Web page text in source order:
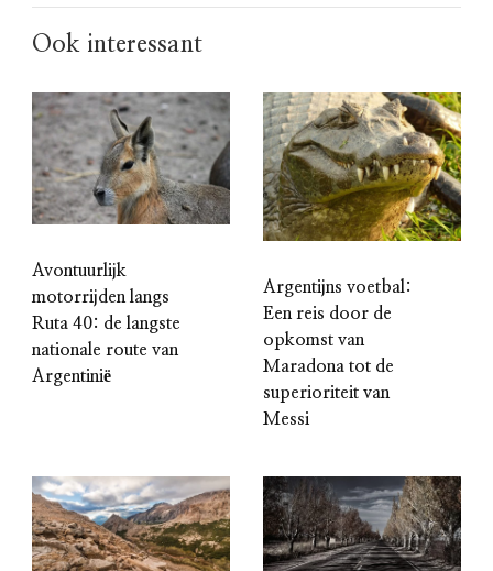
Ook interessant
Avontuurlijk
motorrijden langs
Ruta 40: de langste
nationale route van
Argentinië
Argentijns voetbal:
Een reis door de
opkomst van
Maradona tot de
superioriteit van
Messi